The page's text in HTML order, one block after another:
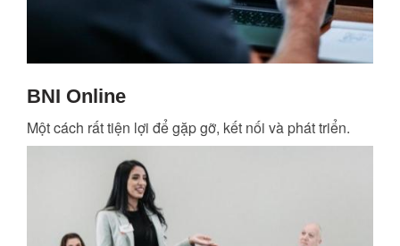
BNI Online
Một cách rất tiện lợi để gặp gỡ, kết nối và phát triển.